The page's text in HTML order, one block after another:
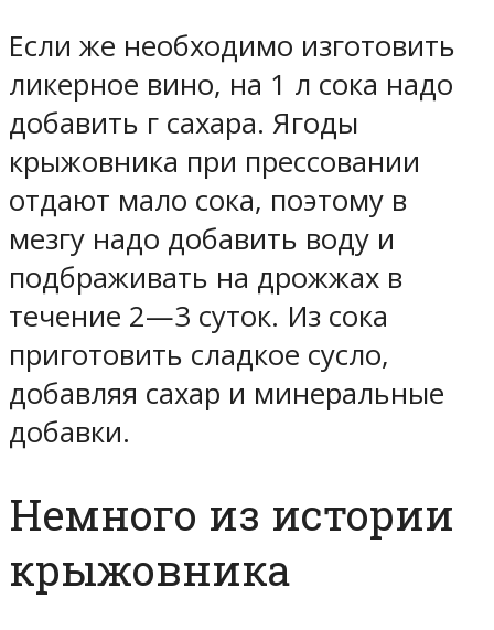
Если же необходимо изготовить
ликерное вино, на 1 л сока надо
добавить г сахара. Ягоды
крыжовника при прессовании
отдают мало сока, поэтому в
мезгу надо добавить воду и
подбраживать на дрожжах в
течение 2—3 суток. Из сока
приготовить сладкое сусло,
добавляя сахар и минеральные
добавки.
Немного из истории
крыжовника